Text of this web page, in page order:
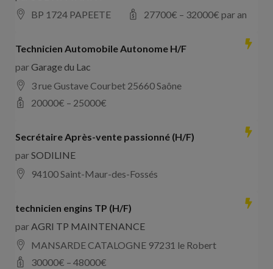
BP 1724 PAPEETE
27700€ – 32000€ par an
Technicien Automobile Autonome H/F
parGarage du Lac
3 rue Gustave Courbet 25660 Saône
20000€ – 25000€
Secrétaire Après-vente passionné (H/F)
parSODILINE
94100 Saint-Maur-des-Fossés
technicien engins TP (H/F)
parAGRI TP MAINTENANCE
MANSARDE CATALOGNE 97231 le Robert
30000€ – 48000€